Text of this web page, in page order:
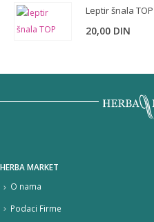
Leptir šnala TOP
20,00 DIN
HERBA MARKET
O nama
Podaci Firme